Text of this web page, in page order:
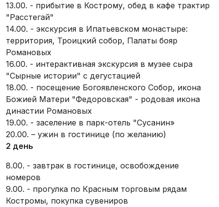
13.00. - прибытие в Кострому, обед в кафе трактир
"Расстегай"
14.00. - экскурсия в Ипатьевском монастыре:
территория, Троицкий собор, Палаты бояр
Романовых
16.00. - интерактивная экскурсия в музее сыра
"Сырные истории" с дегустацией
18.00. - посещение Богоявленского Собор, икона
Божией Матери "Федоровская" - родовая икона
династии Романовых
19.00. - заселение в парк-отель "Сусанин»
20.00. – ужин в гостинице (по желанию)
2 день
8.00. - завтрак в гостинице, освобождение
номеров
9.00. - прогулка по Красным торговым рядам
Костромы, покупка сувениров